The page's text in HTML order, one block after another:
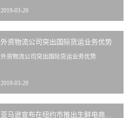
2019-03-20
外资物流公司突出国际货运业务优势
外资物流公司突出国际货运业务优势
2019-03-20